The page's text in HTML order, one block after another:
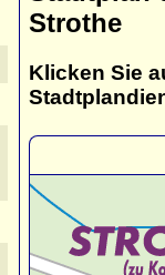
Strothe
Klicken Sie